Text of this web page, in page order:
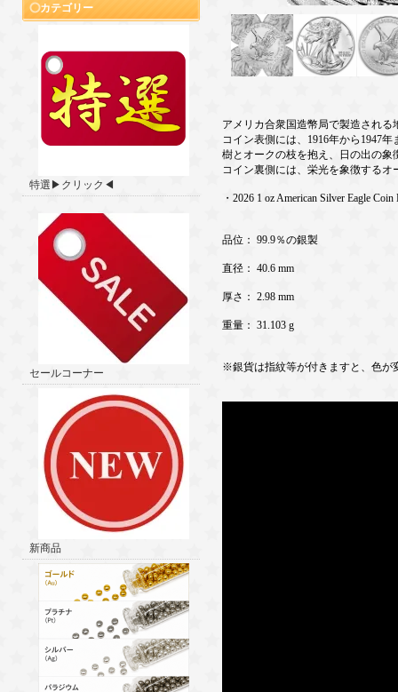
カテゴリー
特選▶クリック◀
セールコーナー
新商品
アメリカ合衆国造幣局で製造される
コイン表側には、1916年から1947
樹とオークの枝を抱え、日の出の
コイン裏側には、栄光を象徴する
・2026 1 oz American Silver Eagle Coin
品位： 99.9％の銀製
直径： 40.6 mm
厚さ： 2.98 mm
重量： 31.103 g
※銀貨は指紋等が付きますと、色が